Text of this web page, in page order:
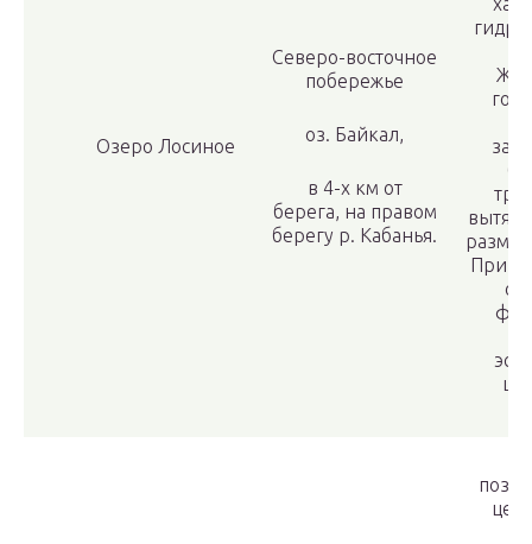
Озеро Лосиное
Северо-восточное
побережье
оз. Байкал,
в 4-х км от
берега, на правом
берегу р. Кабанья.